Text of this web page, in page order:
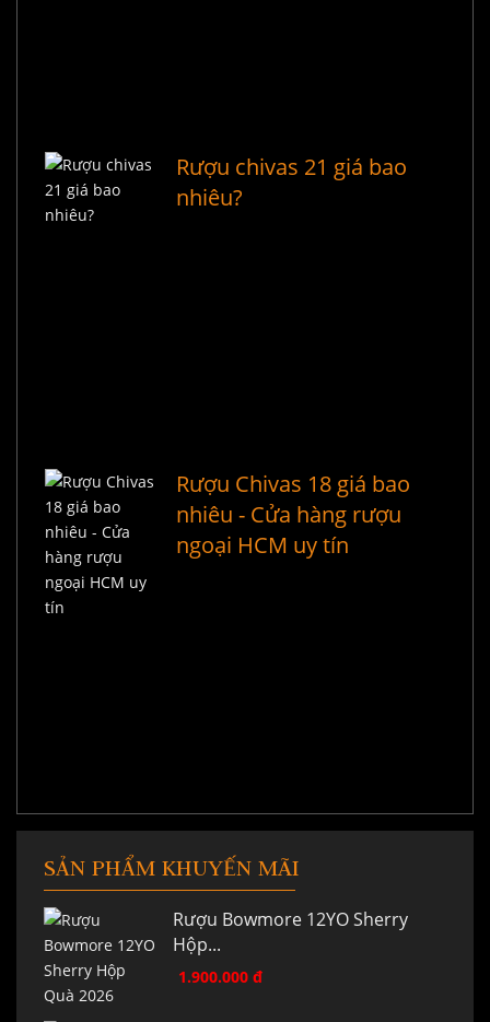
Rượu chivas 21 giá bao
nhiêu?
Rượu Chivas 18 giá bao
nhiêu - Cửa hàng rượu
ngoại HCM uy tín
SẢN PHẨM KHUYẾN MÃI
Rượu Bowmore 12YO Sherry
Hộp...
1.900.000 đ